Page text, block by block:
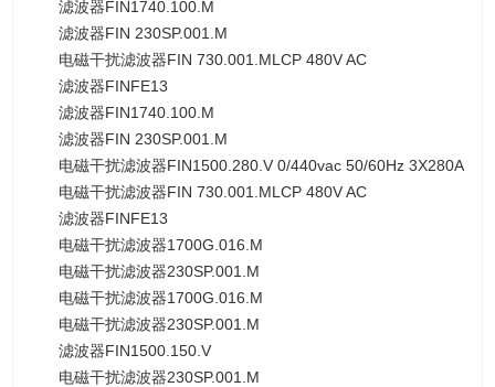
滤波器FIN1740.100.M
滤波器FIN 230SP.001.M
电磁干扰滤波器FIN 730.001.MLCP 480V AC
滤波器FINFE13
滤波器FIN1740.100.M
滤波器FIN 230SP.001.M
电磁干扰滤波器FIN1500.280.V 0/440vac 50/60Hz 3X280A
电磁干扰滤波器FIN 730.001.MLCP 480V AC
滤波器FINFE13
电磁干扰滤波器1700G.016.M
电磁干扰滤波器230SP.001.M
电磁干扰滤波器1700G.016.M
电磁干扰滤波器230SP.001.M
滤波器FIN1500.150.V
电磁干扰滤波器230SP.001.M